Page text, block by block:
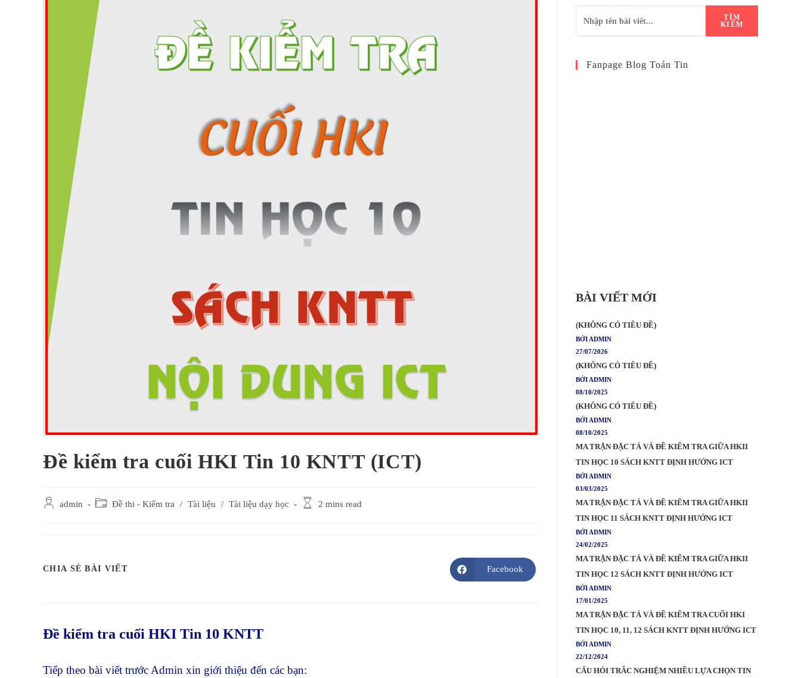
Đề kiểm tra cuối HKI Tin 10 KNTT (ICT)
Post
admin
Post Đề thi - Kiểm tra / Tài liệu / Tài liệu dạy học
Reading2 mins read
CHIA SẺ BÀI VIẾTSHARE
Opens
in
Facebook
Đề kiểm tra cuối HKI Tin 10 KNTT
Tiếp theo bài viết trước Admin xin giới thiệu đến các bạn:
TÌM
KIẾM
Fanpage Blog Toán Tin
BÀI VIẾT MỚI
(KHÔNG CÓ TIÊU ĐỀ)
BỞI ADMIN
27/07/2026
(KHÔNG CÓ TIÊU ĐỀ)
BỞI ADMIN
08/10/2025
(KHÔNG CÓ TIÊU ĐỀ)
BỞI ADMIN
08/10/2025
MA TRẬN ĐẶC TẢ VÀ ĐỀ KIỂM TRA GIỮA HKII
TIN HỌC 10 SÁCH KNTT ĐỊNH HƯỚNG ICT
BỞI ADMIN
03/03/2025
MA TRẬN ĐẶC TẢ VÀ ĐỀ KIỂM TRA GIỮA HKII
TIN HỌC 11 SÁCH KNTT ĐỊNH HƯỚNG ICT
BỞI ADMIN
24/02/2025
MA TRẬN ĐẶC TẢ VÀ ĐỀ KIỂM TRA GIỮA HKII
TIN HỌC 12 SÁCH KNTT ĐỊNH HƯỚNG ICT
BỞI ADMIN
17/01/2025
MA TRẬN ĐẶC TẢ VÀ ĐỀ KIỂM TRA CUỐI HKI
TIN HỌC 10, 11, 12 SÁCH KNTT ĐỊNH HƯỚNG ICT
BỞI ADMIN
22/12/2024
CÂU HỎI TRẮC NGHIỆM NHIỀU LỰA CHỌN TIN